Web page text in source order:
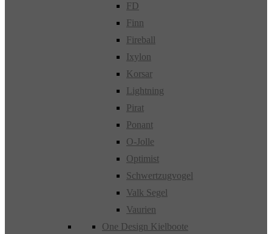
FD
Finn
Fireball
Ixylon
Korsar
Lightning
Pirat
Ponant
O-Jolle
Optimist
Schwertzugvogel
Valk Segel
Vaurien
One Design Kielboote